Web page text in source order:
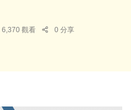
6,370 觀看 0 分享